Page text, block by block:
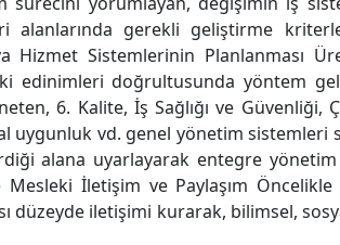
alanlarında gerekli geliştirme
Hizmet Sistemlerinin Planlanması
edinimleri doğrultusunda yöntem
6. Kalite, İş Sağlığı ve Güvenliği,
uygunluk vd. genel yönetim
alana uyarlayarak entegre yönetim
İletişim ve Paylaşım
iletişimi kurarak, bilimsel,